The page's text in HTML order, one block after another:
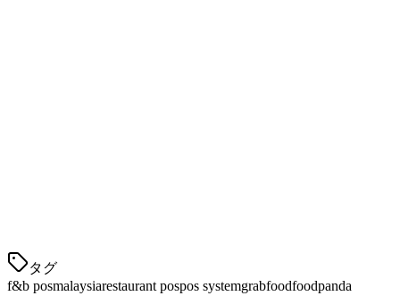
タグ
f&b posmalaysiarestaurant pospos systemgrabfoodfoodpanda